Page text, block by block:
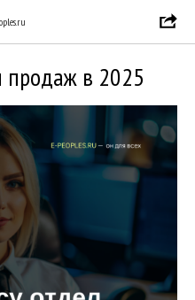
продаж в 2025